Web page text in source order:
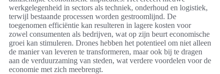
werkgelegenheid in sectors als techniek, onderhoud en logistiek,
terwijl bestaande processen worden gestroomlijnd. De
toegenomen efficiëntie kan resulteren in lagere kosten voor
zowel consumenten als bedrijven, wat op zijn beurt economische
groei kan stimuleren. Drones hebben het potentieel om niet alleen
de manier van leveren te transformeren, maar ook bij te dragen
aan de verduurzaming van steden, wat verdere voordelen voor de
economie met zich meebrengt.